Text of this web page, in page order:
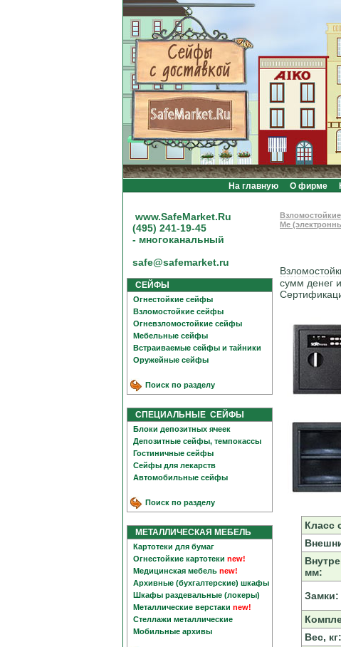
На главную О фирме
www.SafeMarket.Ru
(495) 241-19-45
- многоканальный
safe@safemarket.ru
СЕЙФЫ
Огнестойкие сейфы
Взломостойкие сейфы
Огневзломостойкие сейфы
Мебельные сейфы
Встраиваемые сейфы и тайники
Оружейные сейфы
Поиск по разделу
СПЕЦИАЛЬНЫЕ СЕЙФЫ
Блоки депозитных ячеек
Депозитные сейфы, темпокассы
Гостиничные сейфы
Сейфы для лекарств
Автомобильные сейфы
Поиск по разделу
МЕТАЛЛИЧЕСКАЯ МЕБЕЛЬ
Картотеки для бумаг
Огнестойкие картотеки new!
Медицинская мебель new!
Архивные (бухгалтерские) шкафы
Шкафы раздевальные (локеры)
Металлические верстаки new!
Стеллажи металлические
Мобильные архивы
Me
сумм денег
Класс
мм:
Замки:
Вес, кг: